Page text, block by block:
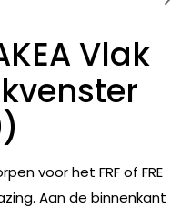
Vlak
voor het FRF of FRE
Aan de binnenkant